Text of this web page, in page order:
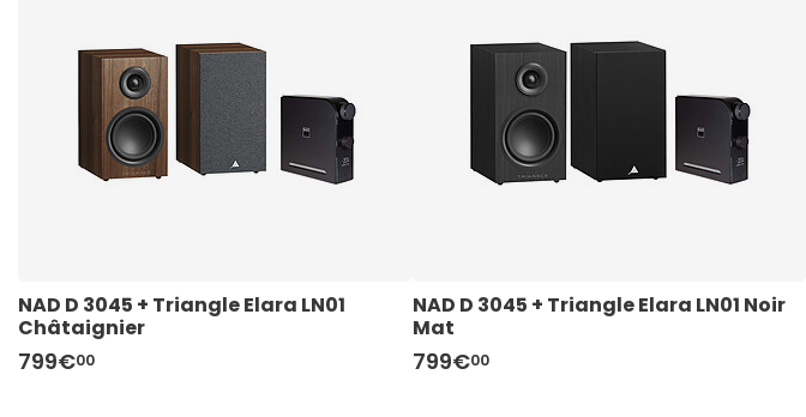
NAD D 3045 + Triangle Elara LN01
Châtaignier
799€00
NAD D 3045 + Triangle Elara LN01 Noir
Mat
799€00